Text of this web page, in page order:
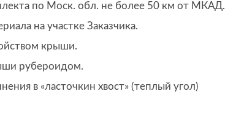
по Моск. обл. не более 50 км от МКАД.
на участке Заказчика.
крыши.
рубероидом.
в «ласточкин хвост» (теплый угол)